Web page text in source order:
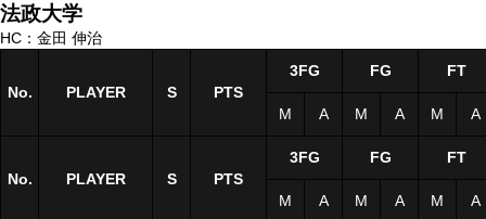
法政大学
HC：金田 伸治
No. PLAYER S
No. PLAYER S
No. PLAYER S PTS
3FG FG FT
M A M A M A
No. PLAYER S PTS
3FG FG FT
M A M A M A